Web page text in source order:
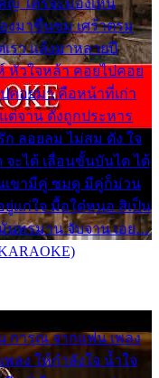
งมาขื่นขม เศร้าตรม
รา แล้งมาหลายปี
หัวใจหล้า คอยไปคอย
คอยมา คือหน้าที่เก่า
ต่จาน ดั่งถูกประหาร
ก ลอยลม ไม่สม ดัง ใจ
จะได้ เลื่อนขั้นบันได ได้
นเขามีคู่ ซมดู มีคู่ก็ม่วน
ยู่แก่ใจ มื้อใด๋หนอ สิเป็น
นทรมาน จับจาน เอย…
การุณ จากแฟน เพลง
ลง ให้กำลังใจ น้ำใจ